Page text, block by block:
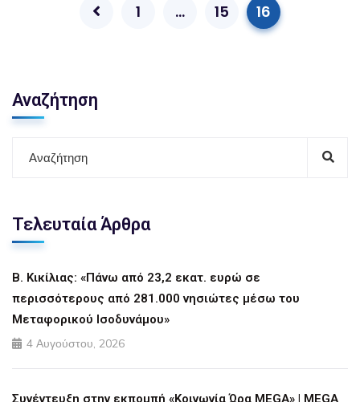
1 … 15 16
Αναζήτηση
Τελευταία Άρθρα
Β. Κικίλιας: «Πάνω από 23,2 εκατ. ευρώ σε
περισσότερους από 281.000 νησιώτες μέσω του
Μεταφορικού Ισοδυνάμου»
4 Αυγούστου, 2026
Συνέντευξη στην εκπομπή «Κοινωνία Ώρα MEGA» | MEGA